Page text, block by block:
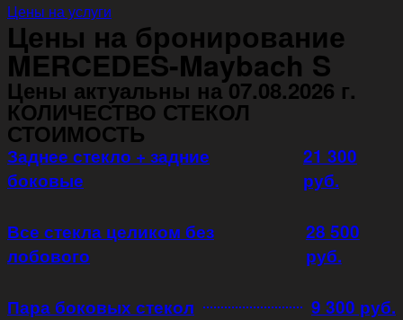
Цены на услуги
Цены на бронирование
MERCEDES-Maybach S
Цены актуальны на 07.08.2026 г.
КОЛИЧЕСТВО СТЕКОЛ
СТОИМОСТЬ
Заднее стекло + задние
боковые
21 300
руб.
Все стекла целиком без
лобового
28 500
руб.
Пара боковых стекол 9 300 руб.